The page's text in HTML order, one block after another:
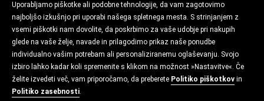
Uporabljamo piškotke ali podobne tehnologije, da vam zagotovimo
najboljšo izkušnjo pri uporabi našega spletnega mesta. S strinjanjem z
vsemi piškotki nam dovolite, da poskrbimo za vaše udobje pri nakupih
glede na vaše želje, navade in prilagodimo prikaz naše ponudbe
individualno vašim potrebam ali personaliziranemu oglaševanju. Svojo
izbiro lahko kadar koli spremenite s klikom na možnost »Nastavitve«. Če
želite izvedeti več, vam priporočamo, da preberete Politiko piškotkov in
Politiko zasebnosti.